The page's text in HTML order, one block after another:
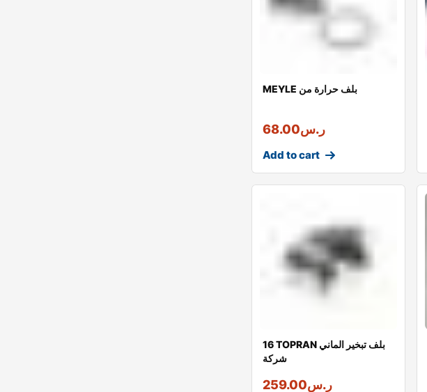
MEYLE بلف حرارة من
ر.س68.00
Add to cart
16 TOPRAN بلف تبخير الماني
شركة
ر.س259.00